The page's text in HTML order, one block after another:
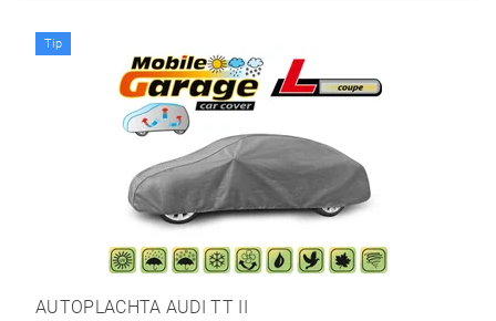
Tip
AUTOPLACHTA AUDI TT II